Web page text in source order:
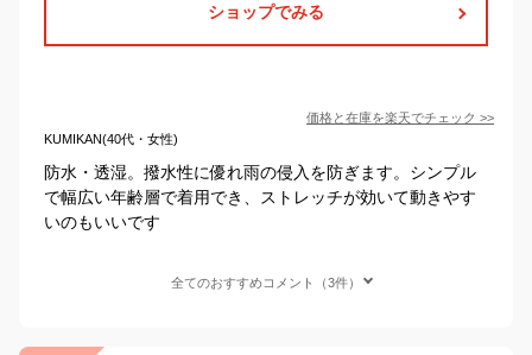
ショップでみる
価格と在庫を楽天でチェック >>
KUMIKAN(40代・女性)
防水・透湿。撥水性に優れ雨の侵入を防ぎます。シンプル
で幅広い年齢層で着用でき、ストレッチが効いて動きやす
いのもいいです
全てのおすすめコメント（3件）